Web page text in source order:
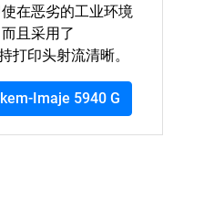
在恶劣的工业环境
且采用了
打印头射流清晰。
Imaje 5940 G